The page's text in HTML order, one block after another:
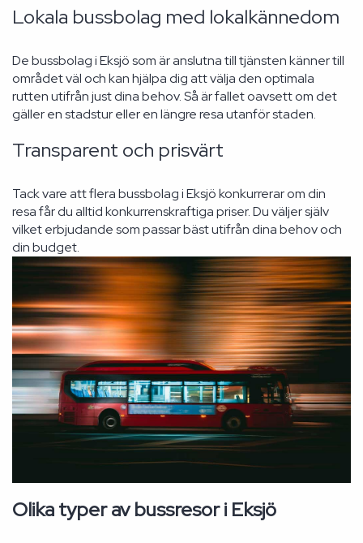
Lokala bussbolag med lokalkännedom
De bussbolag i Eksjö som är anslutna till tjänsten känner till
området väl och kan hjälpa dig att välja den optimala
rutten utifrån just dina behov. Så är fallet oavsett om det
gäller en stadstur eller en längre resa utanför staden.
Transparent och prisvärt
Tack vare att flera bussbolag i Eksjö konkurrerar om din
resa får du alltid konkurrenskraftiga priser. Du väljer själv
vilket erbjudande som passar bäst utifrån dina behov och
din budget.
Olika typer av bussresor i Eksjö